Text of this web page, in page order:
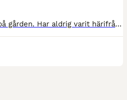
Skjanni är född hos mig på gården. Har aldrig varit härifrån. Men nu har jag tagit beslutet vad som är bäst för honom, att komma till en ny människa som har mer tid åt honom. Jag bedriver en liten tu